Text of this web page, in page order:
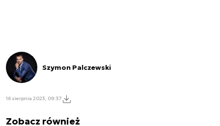
Szymon Palczewski
16 sierpnia 2023, 09:37
Zobacz również